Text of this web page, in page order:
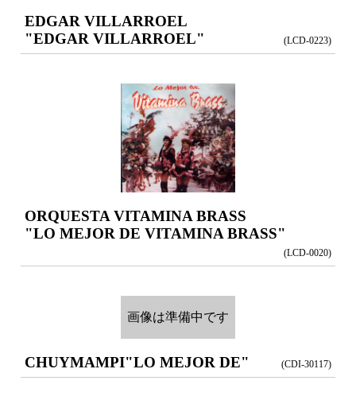
EDGAR VILLARROEL
"EDGAR VILLARROEL"
(LCD-0223)
ORQUESTA VITAMINA BRASS
"LO MEJOR DE VITAMINA BRASS"
(LCD-0020)
画像は準備中です
CHUYMAMPI"LO MEJOR DE" (CDI-30117)